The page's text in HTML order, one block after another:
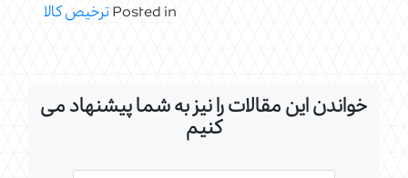
Posted inترخیص کالا
خواندن این مقالات را نیز به شما پیشنهاد می
کنیم